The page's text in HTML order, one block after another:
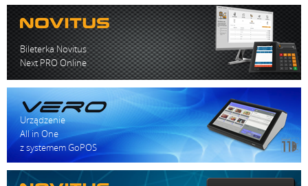
Bileterka Novitus
Next PRO Online
Urządzenie
All in One
z systemem GoPOS